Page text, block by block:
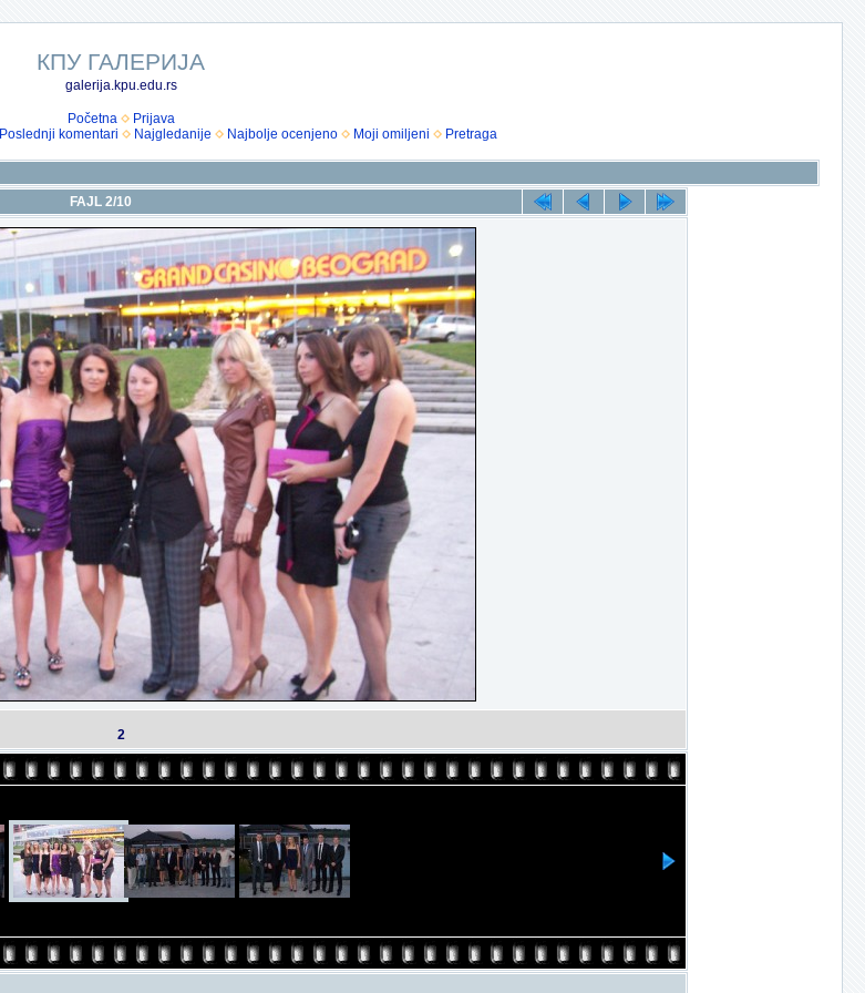
КПУ ГАЛЕРИЈА
galerija.kpu.edu.rs
Početna
Prijava
Poslednji komentari Najgledanije Najbolje ocenjeno Moji omiljeni Pretraga
FAJL 2/10
2